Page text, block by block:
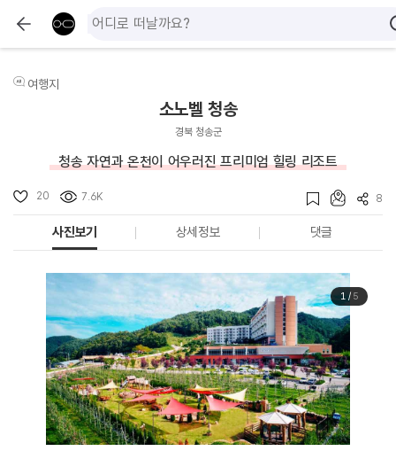
여행지
소노벨 청송
경북 청송군
청송 자연과 온천이 어우러진 프리미엄 힐링 리조트
20 7.6K 8
사진보기 상세정보 댓글
1/ 5